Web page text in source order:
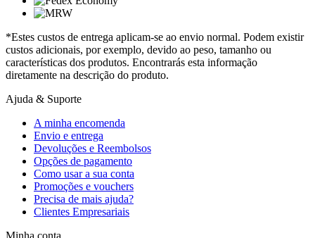
*Estes custos de entrega aplicam-se ao envio normal. Podem existir
custos adicionais, por exemplo, devido ao peso, tamanho ou
características dos produtos. Encontrarás esta informação
diretamente na descrição do produto.
Ajuda & Suporte
A minha encomenda
Envio e entrega
Devoluções e Reembolsos
Opções de pagamento
Como usar a sua conta
Promoções e vouchers
Precisa de mais ajuda?
Clientes Empresariais